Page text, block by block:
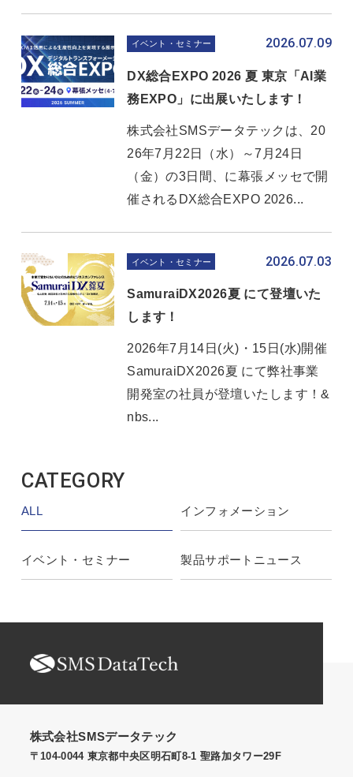
イベント・セミナー 2026.07.09
DX総合EXPO 2026 夏 東京「AI業
務EXPO」に出展いたします！
株式会社SMSデータテックは、20
26年7月22日（水）～7月24日
（金）の3日間、に幕張メッセで開
催されるDX総合EXPO 2026...
イベント・セミナー 2026.07.03
SamuraiDX2026夏 にて登壇いた
します！
2026年7月14日(火)・15日(水)開催
SamuraiDX2026夏 にて弊社事業
開発室の社員が登壇いたします！&
nbs...
CATEGORY
ALL インフォメーション
イベント・セミナー 製品サポートニュース
株式会社SMSデータテック
〒104-0044 東京都中央区明石町8-1 聖路加タワー29F